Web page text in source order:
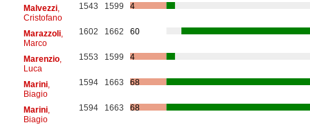
Malvezzi,
Cristofano
1543 1599 4
Marazzoli,
Marco
1602 1662 60
Marenzio,
Luca
1553 1599 4
Marini,
Biagio
1594 1663 68
Marini,
Biagio
1594 1663 68